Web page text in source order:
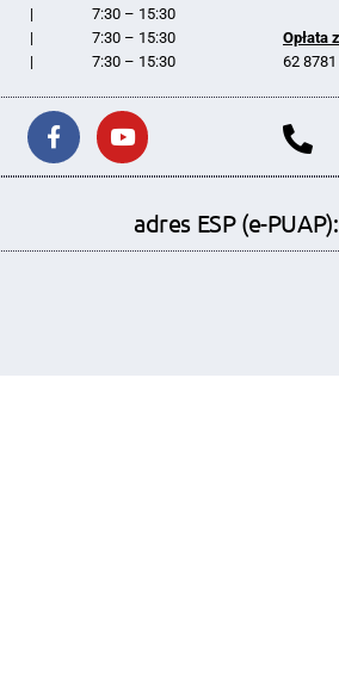
|
7:30 – 15:30
|
7:30 – 15:30
| 7:30 – 15:30
Opłata
62
adres ESP (e-PUAP):